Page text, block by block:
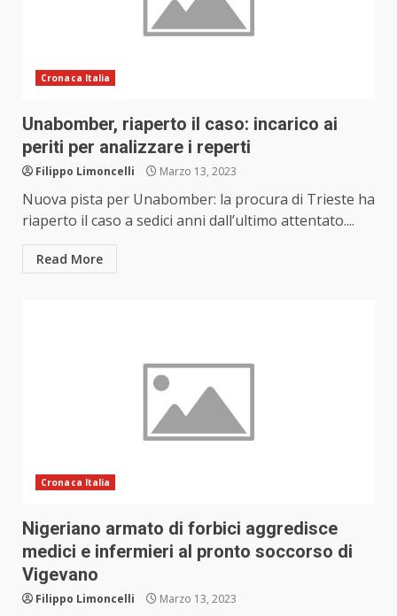
Cronaca Italia
Unabomber, riaperto il caso: incarico ai
periti per analizzare i reperti
Filippo Limoncelli Marzo 13, 2023
Nuova pista per Unabomber: la procura di Trieste ha
riaperto il caso a sedici anni dall’ultimo attentato....
Read More
Cronaca Italia
Nigeriano armato di forbici aggredisce
medici e infermieri al pronto soccorso di
Vigevano
Filippo Limoncelli Marzo 13, 2023